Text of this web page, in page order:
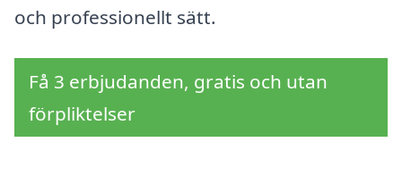
och professionellt sätt.
Få 3 erbjudanden, gratis och utan
förpliktelser